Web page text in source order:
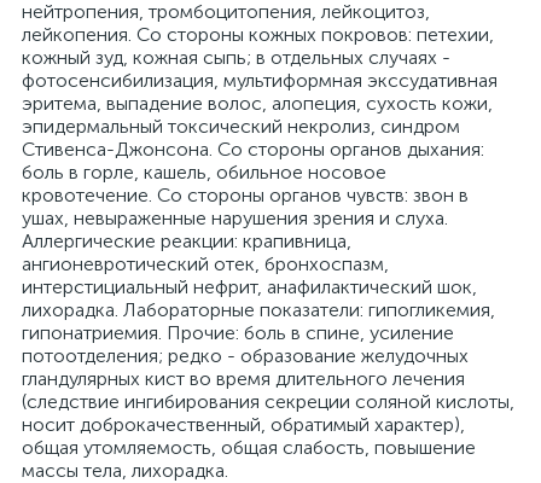
нейтропения, тромбоцитопения, лейкоцитоз,
лейкопения. Со стороны кожных покровов: петехии,
кожный зуд, кожная сыпь; в отдельных случаях -
фотосенсибилизация, мультиформная экссудативная
эритема, выпадение волос, алопеция, сухость кожи,
эпидермальный токсический некролиз, синдром
Стивенса-Джонсона. Со стороны органов дыхания:
боль в горле, кашель, обильное носовое
кровотечение. Со стороны органов чувств: звон в
ушах, невыраженные нарушения зрения и слуха.
Аллергические реакции: крапивница,
ангионевротический отек, бронхоспазм,
интерстициальный нефрит, анафилактический шок,
лихорадка. Лабораторные показатели: гипогликемия,
гипонатриемия. Прочие: боль в спине, усиление
потоотделения; редко - образование желудочных
гландулярных кист во время длительного лечения
(следствие ингибирования секреции соляной кислоты,
носит доброкачественный, обратимый характер),
общая утомляемость, общая слабость, повышение
массы тела, лихорадка.